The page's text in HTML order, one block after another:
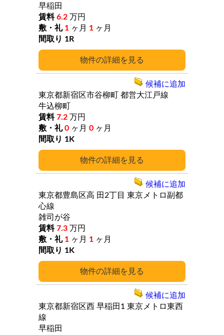
詳細
早稲田
6.2 万円
1 ヶ月 1 ヶ月
1R
詳細
東京都新宿区市谷柳町 都営大江戸線
牛込柳町
7.2 万円
0 ヶ月 0 ヶ月
1K
候補に追加
詳細
東京都豊島区高 田2丁目 東京メトロ副都
心線
雑司が谷
7.3 万円
1 ヶ月 1 ヶ月
1K
候補に追加
東京都新宿区西 早稲田1 東京メトロ東西
線
早稲田
候補に追加